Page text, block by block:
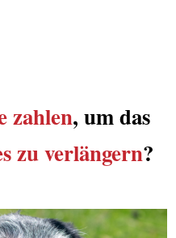
zahlen, um das
zu verlängern?